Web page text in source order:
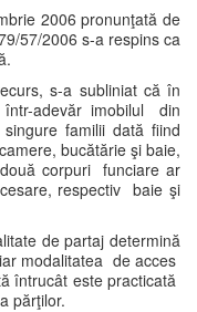
2006 pronunţată de
57/2006 s-a respins ca
s-a subliniat că în
adevăr imobilul din
familii dată fiind
bucătărie şi baie,
corpuri funciare ar
respectiv baie şi
de partaj determină
modalitatea de acces
întrucât este practicată
părţilor.